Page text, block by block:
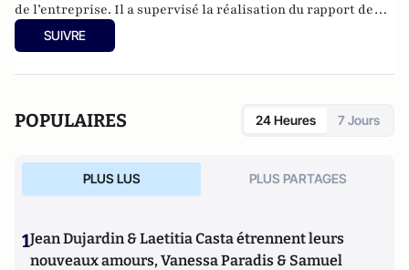
de l’entreprise. Il a supervisé la réalisation du rapport de
l'Institut de l'entreprise
croissance.
SUIVRE
POPULAIRES 24 Heures 7 Jours
PLUS LUS PLUS PARTAGES
1Jean Dujardin & Laetitia Casta étrennent leurs
nouveaux amours, Vanessa Paradis & Samuel